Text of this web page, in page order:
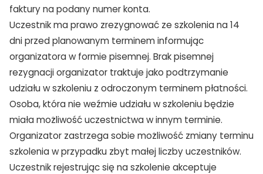
TAK, JESTEM PROFESIONALISTĄ
Nie jestem profesionalistą
faktury na podany numer konta.
Uczestnik ma prawo zrezygnować ze szkolenia na 14
dni przed planowanym terminem informując
organizatora w formie pisemnej. Brak pisemnej
rezygnacji organizator traktuje jako podtrzymanie
udziału w szkoleniu z odroczonym terminem płatności.
Osoba, która nie weźmie udziału w szkoleniu będzie
miała możliwość uczestnictwa w innym terminie.
Organizator zastrzega sobie możliwość zmiany terminu
szkolenia w przypadku zbyt małej liczby uczestników.
Uczestnik rejestrując się na szkolenie akceptuje